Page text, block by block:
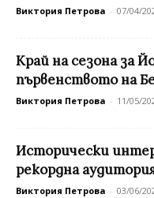
Виктория Петрова - 07/04/
Край на сезона за
първенството на
Виктория Петрова - 11/05/
Исторически
рекордна
Виктория Петрова - 03/06/